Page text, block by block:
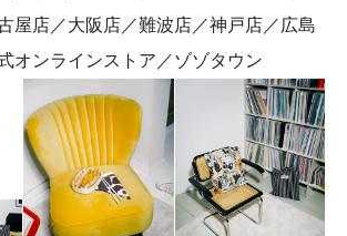
屋店／大阪店／難波店／神戸店／広島
オンラインストア／ゾゾタウン